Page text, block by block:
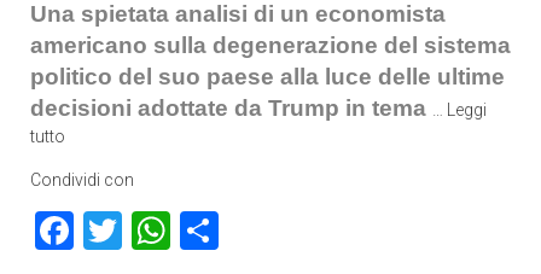
Una spietata analisi di un economista
americano sulla degenerazione del sistema
politico del suo paese alla luce delle ultime
decisioni adottate da Trump in tema
Leggi
tutto
Condividi con
Facebook
TwitterWhatsApp